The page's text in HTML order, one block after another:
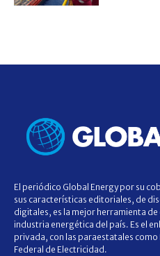
El periódico Global Energy por su
sus características editoriales, de
digitales, es la mejor herramienta
industria energética del país. Es el
privada, con las paraestatales
Federal de Electricidad.